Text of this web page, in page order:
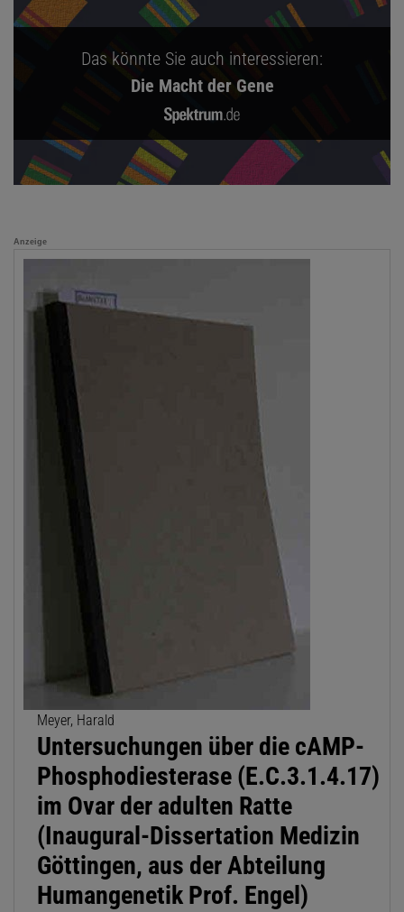
Das könnte Sie auch interessieren:
Die Macht der Gene
Anzeige
Meyer, Harald
Untersuchungen über die cAMP-
Phosphodiesterase (E.C.3.1.4.17)
im Ovar der adulten Ratte
(Inaugural-Dissertation Medizin
Göttingen, aus der Abteilung
Humangenetik Prof. Engel)